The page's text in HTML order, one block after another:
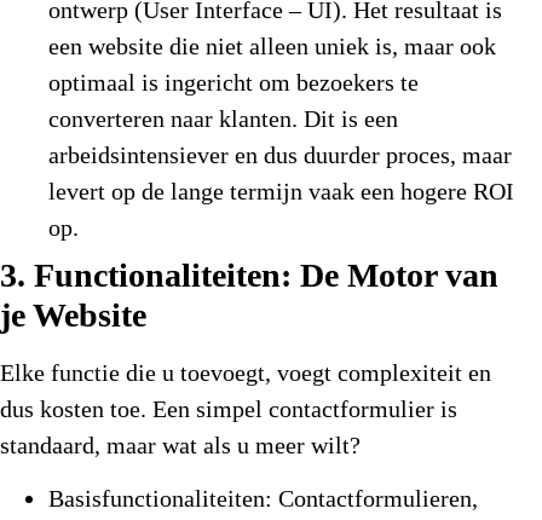
ontwerp (User Interface – UI). Het resultaat is
een website die niet alleen uniek is, maar ook
optimaal is ingericht om bezoekers te
converteren naar klanten. Dit is een
arbeidsintensiever en dus duurder proces, maar
levert op de lange termijn vaak een hogere ROI
op.
3. Functionaliteiten: De Motor van
je Website
Elke functie die u toevoegt, voegt complexiteit en
dus kosten toe. Een simpel contactformulier is
standaard, maar wat als u meer wilt?
Basisfunctionaliteiten: Contactformulieren,